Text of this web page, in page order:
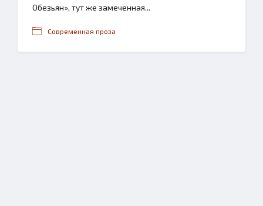
Обезьян», тут же замеченная...
Современная проза